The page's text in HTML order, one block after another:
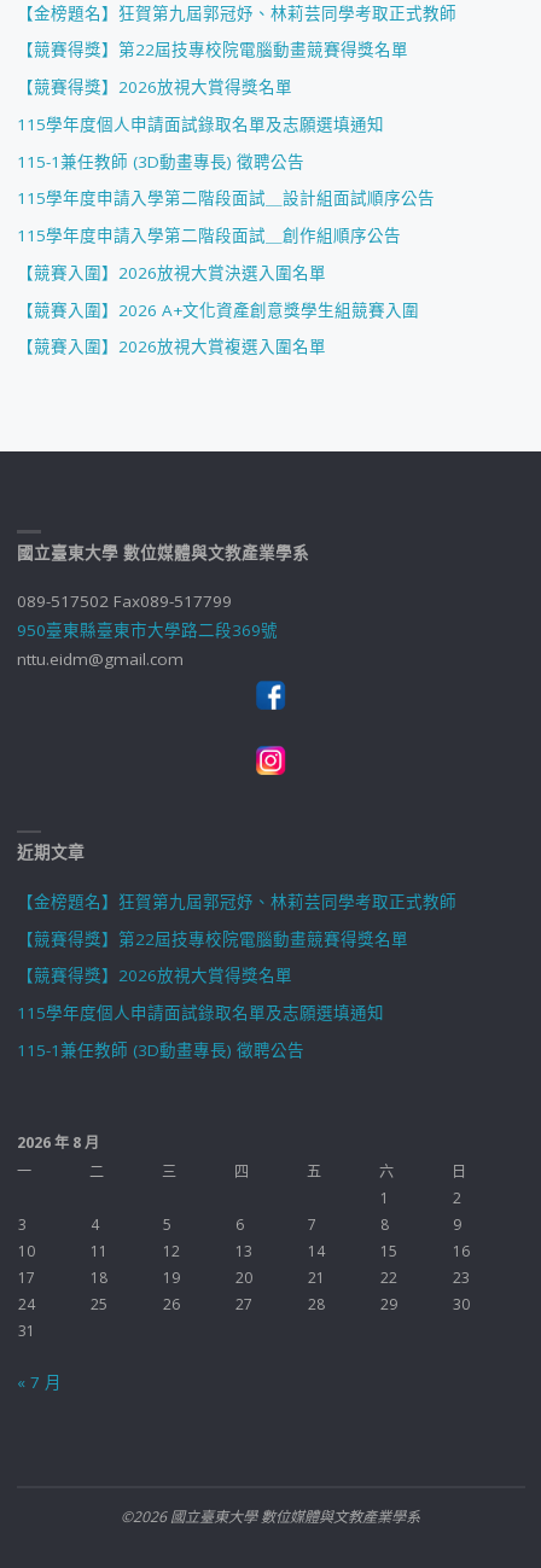
【金榜題名】狂賀第九屆郭冠妤、林莉芸同學考取正式教師
【競賽得獎】第22屆技專校院電腦動畫競賽得獎名單
【競賽得獎】2026放視大賞得獎名單
115學年度個人申請面試錄取名單及志願選填通知
115-1兼任教師 (3D動畫專長) 徵聘公告
115學年度申請入學第二階段面試＿設計組面試順序公告
115學年度申請入學第二階段面試＿創作組順序公告
【競賽入圍】2026放視大賞決選入圍名單
【競賽入圍】2026 A+文化資產創意獎學生組競賽入圍
【競賽入圍】2026放視大賞複選入圍名單
國立臺東大學 數位媒體與文教產業學系
089-517502 Fax089-517799
950臺東縣臺東市大學路二段369號
nttu.eidm@gmail.com
近期文章
【金榜題名】狂賀第九屆郭冠妤、林莉芸同學考取正式教師
【競賽得獎】第22屆技專校院電腦動畫競賽得獎名單
【競賽得獎】2026放視大賞得獎名單
115學年度個人申請面試錄取名單及志願選填通知
115-1兼任教師 (3D動畫專長) 徵聘公告
2026 年 8 月
一
二 三 四 五 六
日
1
2
3
4 5 6 7 8
9
10
11 12 13 14 15
16
17
18 19 20 21 22
23
24
25 26 27 28 29
30
31
« 7 月
©2026 國立臺東大學 數位媒體與文教產業學系